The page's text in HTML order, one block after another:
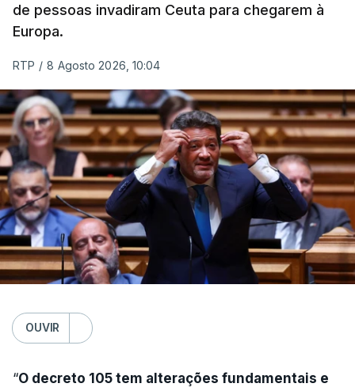
de pessoas invadiram Ceuta para chegarem à
Europa.
RTP / 8 Agosto 2026, 10:04
OUVIR
“O decreto 105 tem alterações fundamentais e